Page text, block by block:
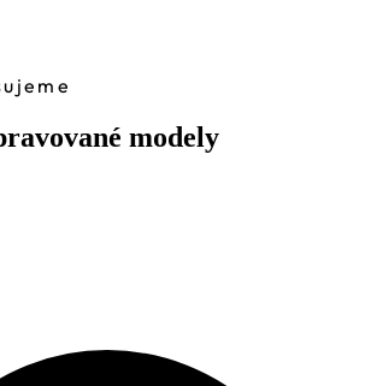
modely